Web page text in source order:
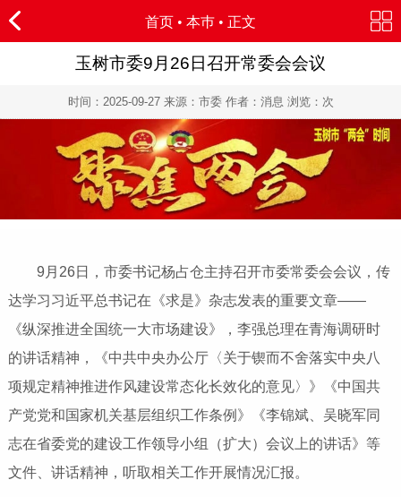
首页 • 本巿 • 正文
玉树市委9月26日召开常委会会议
时间： 2025-09-27来源：市委 作者：消息 浏览： 次
9月26日，市委书记杨占仓主持召开市委常委会会议，传
达学习习近平总书记在《求是》杂志发表的重要文章——
《纵深推进全国统一大市场建设》，李强总理在青海调研时
的讲话精神，《中共中央办公厅〈关于锲而不舍落实中央八
项规定精神推进作风建设常态化长效化的意见〉》《中国共
产党党和国家机关基层组织工作条例》《李锦斌、吴晓军同
志在省委党的建设工作领导小组（扩大）会议上的讲话》等
文件、讲话精神，听取相关工作开展情况汇报。